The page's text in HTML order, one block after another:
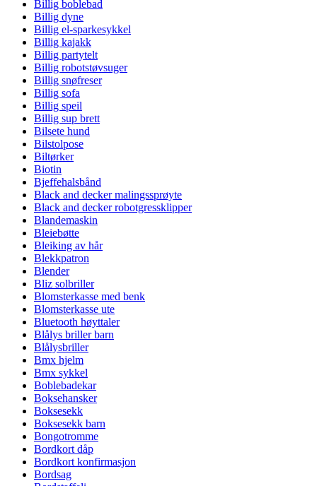
Billig boblebad
Billig dyne
Billig el-sparkesykkel
Billig kajakk
Billig partytelt
Billig robotstøvsuger
Billig snøfreser
Billig sofa
Billig speil
Billig sup brett
Bilsete hund
Bilstolpose
Biltørker
Biotin
Bjeffehalsbånd
Black and decker malingssprøyte
Black and decker robotgressklipper
Blandemaskin
Bleiebøtte
Bleiking av hår
Blekkpatron
Blender
Bliz solbriller
Blomsterkasse med benk
Blomsterkasse ute
Bluetooth høyttaler
Blålys briller barn
Blålysbriller
Bmx hjelm
Bmx sykkel
Boblebadekar
Boksehansker
Boksesekk
Boksesekk barn
Bongotromme
Bordkort dåp
Bordkort konfirmasjon
Bordsag